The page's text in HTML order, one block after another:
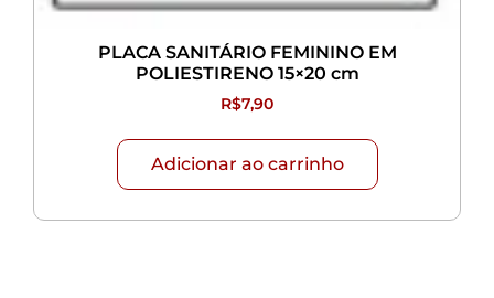
PLACA SANITÁRIO FEMININO EM
POLIESTIRENO 15×20 cm
R$7,90
Adicionar ao carrinho